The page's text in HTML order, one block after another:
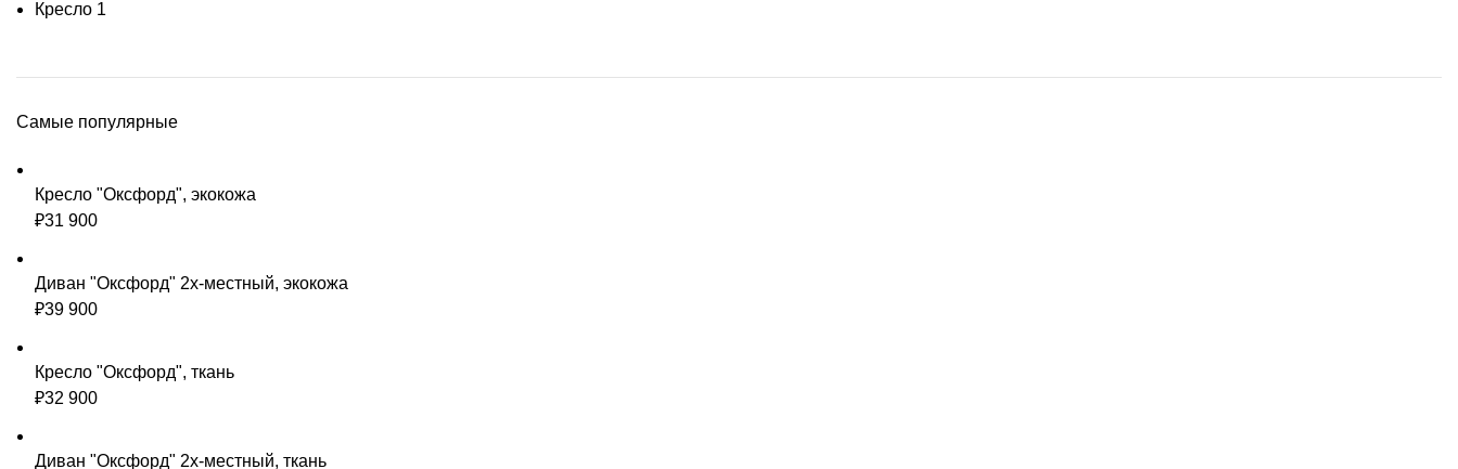
Кресло 1
Самые популярные
Кресло "Оксфорд", экокожа
₽31 900
Диван "Оксфорд" 2х-местный, экокожа
₽39 900
Кресло "Оксфорд", ткань
₽32 900
Диван "Оксфорд" 2х-местный, ткань